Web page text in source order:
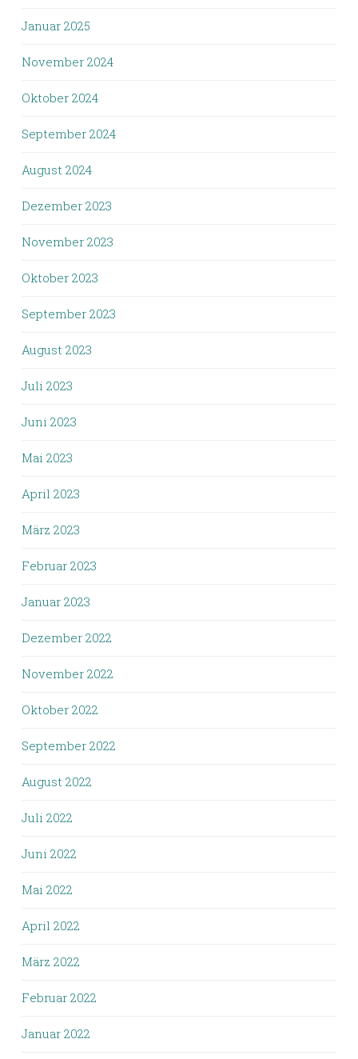
Januar 2025
November 2024
Oktober 2024
September 2024
August 2024
Dezember 2023
November 2023
Oktober 2023
September 2023
August 2023
Juli 2023
Juni 2023
Mai 2023
April 2023
März 2023
Februar 2023
Januar 2023
Dezember 2022
November 2022
Oktober 2022
September 2022
August 2022
Juli 2022
Juni 2022
Mai 2022
April 2022
März 2022
Februar 2022
Januar 2022